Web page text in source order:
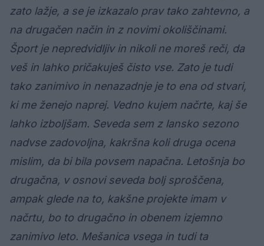
zato lažje, a se je izkazalo prav tako zahtevno, a
na drugačen način in z novimi okoliščinami.
Šport je nepredvidljiv in nikoli ne moreš reči, da
veš in lahko pričakuješ čisto vse. Zato je tudi
tako zanimivo in nenazadnje je to ena od stvari,
ki me ženejo naprej. Vedno kujem načrte, kaj še
lahko izboljšam. Seveda sem z lansko sezono
nadvse zadovoljna, kakršna koli druga ocena
mislim, da bi bila povsem napačna. Letošnja bo
drugačna, v osnovi seveda bolj sproščena,
ampak glede na to, kakšne projekte imam v
načrtu, bo to drugačno in obenem izjemno
zanimivo leto. Mešanica vsega in tudi ta